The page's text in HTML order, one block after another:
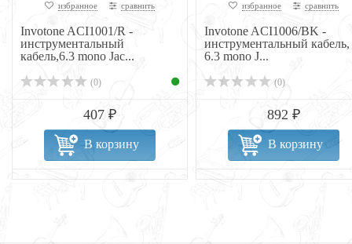
избранное сравнить
Invotone ACI1001/R -
инструментальный
кабель,6.3 mono Jac...
(0)
407 ₽
В корзину
избранное сравнить
Invotone ACI1006/BK -
инструментальный кабель,
6.3 mono J...
(0)
892 ₽
В корзину